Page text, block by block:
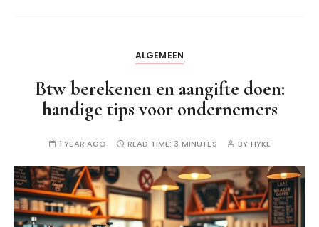
ALGEMEEN
Btw berekenen en aangifte doen:
handige tips voor ondernemers
1 YEAR AGO READ TIME: 3 MINUTES BY HYKE